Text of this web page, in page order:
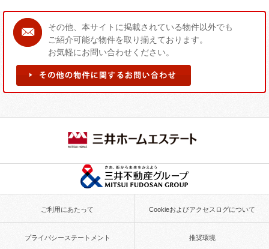
その他、本サイトに掲載されている物件以外でも
ご紹介可能な物件を取り揃えております。
お気軽にお問い合わせください。
の
件
お
い
ご利用にあたって Cookieおよびアクセスログについて
プライバシーステートメント 推奨環境